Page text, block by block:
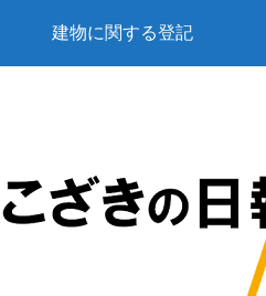
建物に関する登記